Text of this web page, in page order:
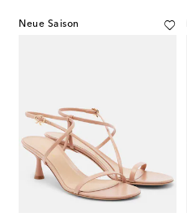
Neue Saison